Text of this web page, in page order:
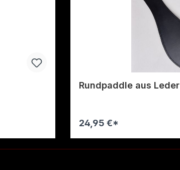
Rundpaddle aus Leder
24,95 €*